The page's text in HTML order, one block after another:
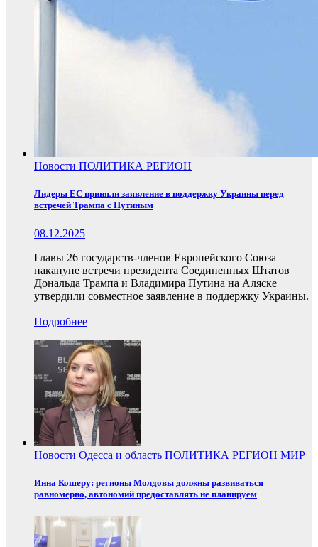
Новости ПОЛИТИКА РЕГИОН
Лидеры ЕС приняли заявление в поддержку Украины перед
встречей Трампа с Путиным
08.12.2025
Главы 26 государств-членов Европейского Союза
накануне встречи президента Соединенных Штатов
Дональда Трампа и Владимира Путина на Аляске
утвердили совместное заявление в поддержку Украины.
Подробнее
Новости Одесса и область ПОЛИТИКА РЕГИОН МИР
Инна Кошеру: регионы Молдовы должны развиваться
равномерно, автономий предоставлять не планируем